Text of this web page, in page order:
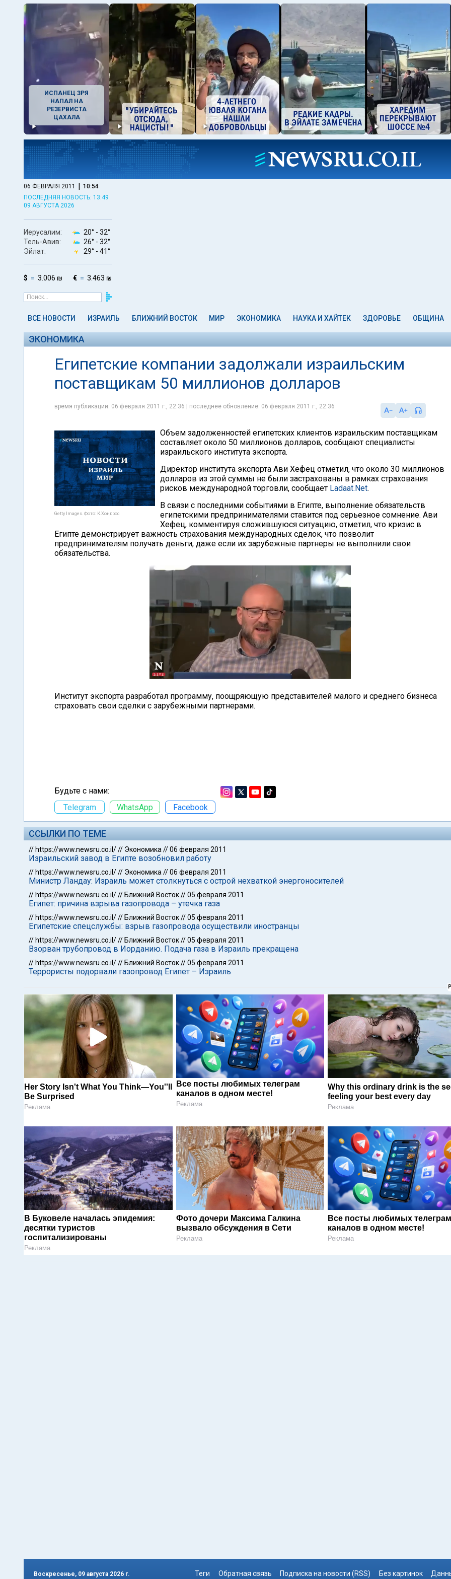
ИСПАНЕЦ ЗРЯ
НАПАЛ НА
РЕЗЕРВИСТА
ЦАХАЛА
06 ФЕВРАЛЯ 2011 | 10:54
ПОСЛЕДНЯЯ НОВОСТЬ: 13:49
09 АВГУСТА 2026
Иерусалим: 20° - 32°
Тель-Авив:
26° - 32°
Эйлат:
29° - 41°
$ 3.006 ₪ € 3.463 ₪
ВСЕ НОВОСТИ ИЗРАИЛЬ БЛИЖНИЙ ВОСТОК МИР ЭКОНОМИКА НАУКА И ХАЙТЕК ЗДОРОВЬЕ ОБЩИНА
ЭКОНОМИКА
Египетские компании задолжали израильским
поставщикам 50 миллионов долларов
время публикации: 06 февраля 2011 г., 22:36 | последнее обновление: 06 февраля 2011 г., 22:36
Getty Images. Фото: К.Хондрос
Объем задолженностей египетских клиентов израильским поставщикам
составляет около 50 миллионов долларов, сообщают специалисты
израильского института экспорта.
Директор института экспорта Ави Хефец отметил, что около 30 миллионов
долларов из этой суммы не были застрахованы в рамках страхования
рисков международной торговли, сообщает Ladaat.Net.
В связи с последними событиями в Египте, выполнение обязательств
египетскими предпринимателями ставится под серьезное сомнение. Ави
Хефец, комментируя сложившуюся ситуацию, отметил, что кризис в
Египте демонстрирует важность страхования международных сделок, что позволит
предпринимателям получать деньги, даже если их зарубежные партнеры не выполнили свои
обязательства.
Институт экспорта разработал программу, поощряющую представителей малого и среднего бизнеса
страховать свои сделки с зарубежными партнерами.
Будьте с нами:
Telegram
WhatsApp Facebook
ССЫЛКИ ПО ТЕМЕ
// https://www.newsru.co.il/// Экономика //06 февраля 2011
Израильский завод в Египте возобновил работу
// https://www.newsru.co.il/// Экономика //06 февраля 2011
Министр Ландау: Израиль может столкнуться с острой нехваткой энергоносителей
// https://www.newsru.co.il/// Ближний Восток//05 февраля 2011
Египет: причина взрыва газопровода – утечка газа
// https://www.newsru.co.il/// Ближний Восток//05 февраля 2011
Египетские спецслужбы: взрыв газопровода осуществили иностранцы
// https://www.newsru.co.il/// Ближний Восток//05 февраля 2011
Взорван трубопровод в Иорданию. Подача газа в Израиль прекращена
// https://www.newsru.co.il/// Ближний Восток//05 февраля 2011
Террористы подорвали газопровод Египет – Израиль
Her Story Isn't What You Think—You''ll
Be Surprised
Реклама
Все посты любимых телеграм
каналов в одном месте!
Реклама
Why this ordinary drink is the
feeling your best every day
Реклама
В Буковеле началась эпидемия:
десятки туристов
госпитализированы
Реклама
Фото дочери Максима Галкина
вызвало обсуждения в Сети
Реклама
Все посты любимых
каналов в одном месте!
Реклама
Воскресенье, 09 августа 2026 г. Теги Обратная связь Подписка на новости (RSS) Без картинок